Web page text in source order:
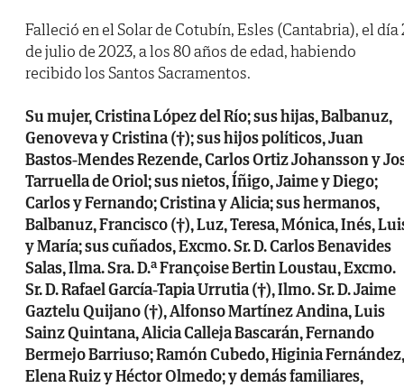
Falleció en el Solar de Cotubín, Esles (Cantabria), el día
de julio de 2023, a los 80 años de edad, habiendo
recibido los Santos Sacramentos.
Su mujer, Cristina López del Río; sus hijas, Balbanuz,
Genoveva y Cristina (†); sus hijos políticos, Juan
Bastos-Mendes Rezende, Carlos Ortiz Johansson y
Tarruella de Oriol; sus nietos, Íñigo, Jaime y Diego;
Carlos y Fernando; Cristina y Alicia; sus hermanos,
Balbanuz, Francisco (†), Luz, Teresa, Mónica, Inés,
y María; sus cuñados, Excmo. Sr. D. Carlos Benavides
Salas, Ilma. Sra. D.ª Françoise Bertin Loustau, Excmo.
Sr. D. Rafael García-Tapia Urrutia (†), Ilmo. Sr. D. Jaime
Gaztelu Quijano (†), Alfonso Martínez Andina, Luis
Sainz Quintana, Alicia Calleja Bascarán, Fernando
Bermejo Barriuso; Ramón Cubedo, Higinia Fernández,
Elena Ruiz y Héctor Olmedo; y demás familiares,